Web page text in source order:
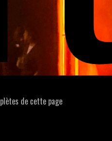
de cette page